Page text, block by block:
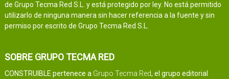
de Grupo Tecma Red S.L. y está protegido por ley. No está permitido
utilizarlo de ninguna manera sin hacer referencia a la fuente y sin
permiso por escrito de Grupo Tecma Red S.L.
SOBRE GRUPO TECMA RED
CONSTRUIBLE pertenece a Grupo Tecma Red, el grupo editorial